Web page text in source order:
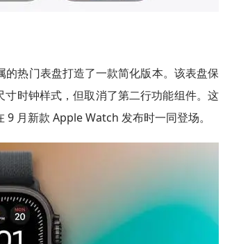
热门表盘打造了一款简化版本。该表盘保
时钟样式，但取消了第二行功能组件。这
月新款 Apple Watch 发布时一同登场。